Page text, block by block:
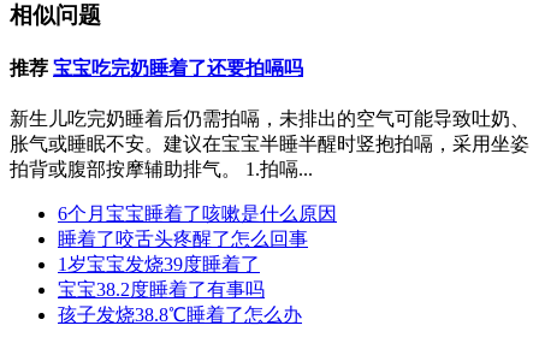
相似问题
推荐 宝宝吃完奶睡着了还要拍嗝吗
新生儿吃完奶睡着后仍需拍嗝，未排出的空气可能导致吐奶、
胀气或睡眠不安。建议在宝宝半睡半醒时竖抱拍嗝，采用坐姿
拍背或腹部按摩辅助排气。 1.拍嗝...
6个月宝宝睡着了咳嗽是什么原因
睡着了咬舌头疼醒了怎么回事
1岁宝宝发烧39度睡着了
宝宝38.2度睡着了有事吗
孩子发烧38.8℃睡着了怎么办